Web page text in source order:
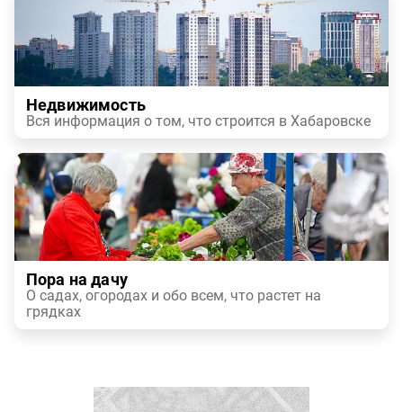
Недвижимость
Вся информация о том, что строится в Хабаровске
Пора на дачу
О садах, огородах и обо всем, что растет на
грядках